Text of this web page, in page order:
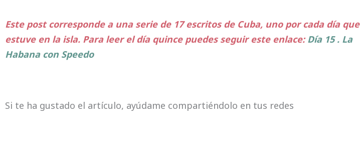
Este post corresponde a una serie de 17 escritos de Cuba, uno por cada día que
estuve en la isla. Para leer el día quince puedes seguir este enlace:Día 15 . La
Habana con Speedo
Si te ha gustado el artículo, ayúdame compartiéndolo en tus redes